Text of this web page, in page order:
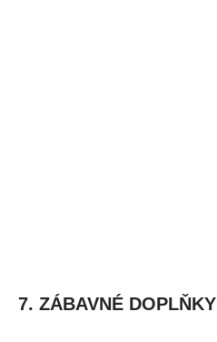
7. ZÁBAVNÉ DOPLŇKY